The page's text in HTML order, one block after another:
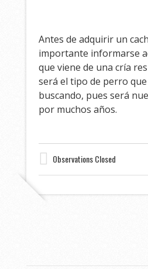
Antes de adquirir un
importante informarse
que viene de una cría
será el tipo de perro
buscando, pues será
por muchos años.
Observations Closed